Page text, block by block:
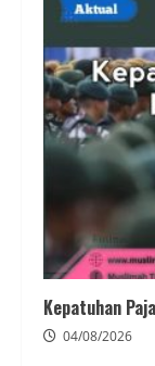
Kepatuhan
04/08/2026